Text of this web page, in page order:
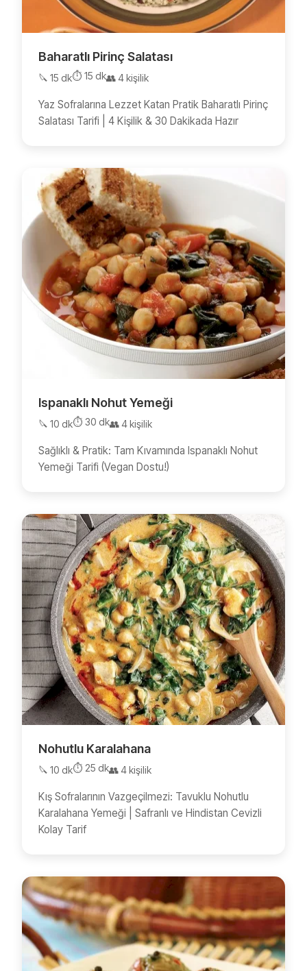
Baharatlı Pirinç Salatası
🔪 15 dk⏱️ 15 dk👥 4 kişilik
Yaz Sofralarına Lezzet Katan Pratik Baharatlı Pirinç
Salatası Tarifi | 4 Kişilik & 30 Dakikada Hazır
Ispanaklı Nohut Yemeği
🔪 10 dk⏱️ 30 dk👥 4 kişilik
Sağlıklı & Pratik: Tam Kıvamında Ispanaklı Nohut
Yemeği Tarifi (Vegan Dostu!)
Nohutlu Karalahana
🔪 10 dk⏱️ 25 dk👥 4 kişilik
Kış Sofralarının Vazgeçilmezi: Tavuklu Nohutlu
Karalahana Yemeği | Safranlı ve Hindistan Cevizli
Kolay Tarif